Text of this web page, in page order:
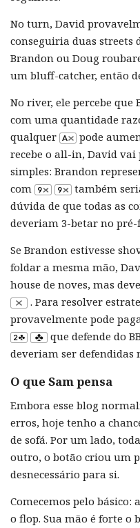
No turn, David
conseguiria duas streets
Brandon ou Doug
um bluff-catcher, então
No river, ele percebe
com uma quantidade
qualquer
pode
recebe o all-in, David vai
simples: Brandon
com
também
dúvida de que todas as
deveriam 3-betar no pré-
Se Brandon estivesse
foldar a mesma mão,
house de noves, mas
. Para resolver
provavelmente pode
que defende do
deveriam ser defendidas
O que Sam pensa
Embora esse blog
erros, hoje tenho a
de sofá. Por um lado,
outro, o botão criou um
desnecessário para si.
Comecemos pelo
o flop. Sua mão é forte o